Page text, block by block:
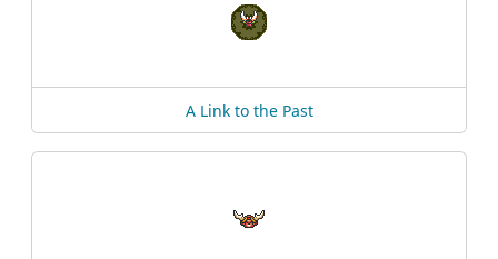
A Link to the Past